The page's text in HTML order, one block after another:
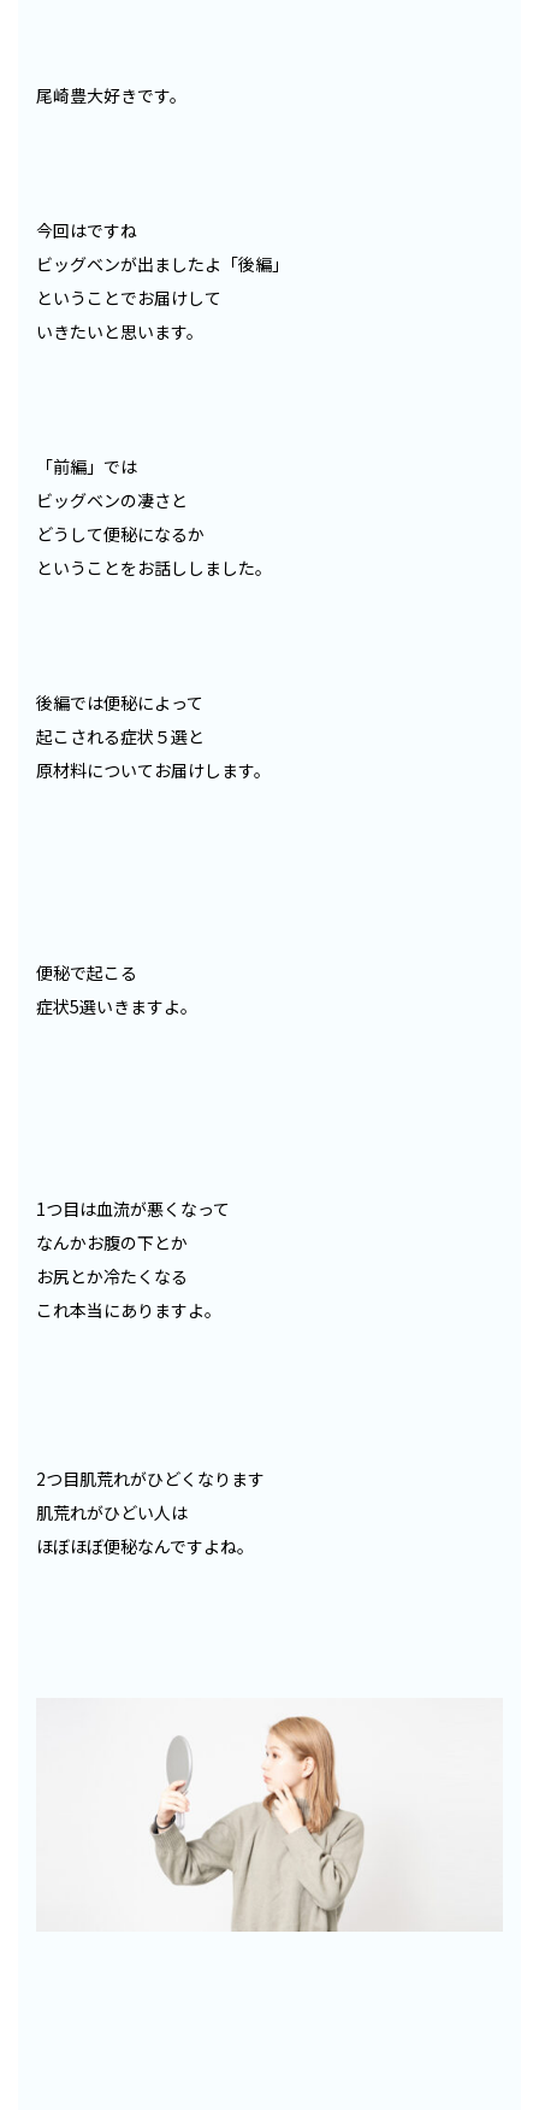
尾崎豊大好きです。
今回はですね
ビッグベンが出ましたよ「後編」
ということでお届けして
いきたいと思います。
「前編」では
ビッグベンの凄さと
どうして便秘になるか
ということをお話ししました。
後編では便秘によって
起こされる症状５選と
原材料についてお届けします。
便秘で起こる
症状5選いきますよ。
1つ目は血流が悪くなって
なんかお腹の下とか
お尻とか冷たくなる
これ本当にありますよ。
2つ目肌荒れがひどくなります
肌荒れがひどい人は
ほぼほぼ便秘なんですよね。